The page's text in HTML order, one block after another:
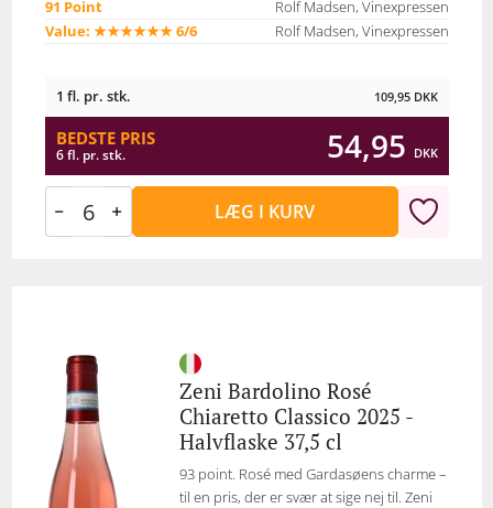
91 Point
Rolf Madsen, Vinexpressen
Value: ★★★★★★ 6/6
Rolf Madsen, Vinexpressen
1 fl. pr. stk. 109,95 DKK
BEDSTE PRIS
6 fl. pr. stk. 54,95 DKK
LÆG I KURV
Zeni Bardolino Rosé
Chiaretto Classico 2025 -
Halvflaske 37,5 cl
93 point. Rosé med Gardasøens charme –
til en pris, der er svær at sige nej til. Zeni